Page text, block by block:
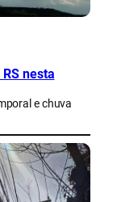
nesta
e chuva